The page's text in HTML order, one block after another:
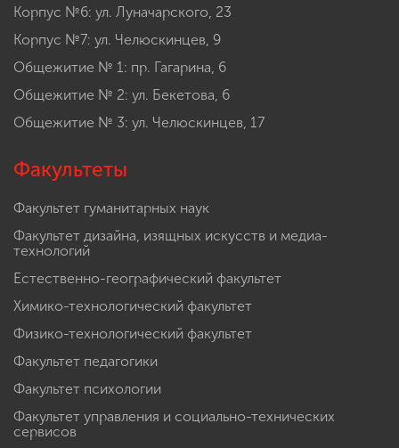
Корпус №6: ул. Луначарского, 23
Корпус №7: ул. Челюскинцев, 9
Общежитие № 1: пр. Гагарина, 6
Общежитие № 2: ул. Бекетова, 6
Общежитие № 3: ул. Челюскинцев, 17
Факультеты
Факультет гуманитарных наук
Факультет дизайна, изящных искусств и медиа-
технологий
Естественно-географический факультет
Химико-технологический факультет
Физико-технологический факультет
Факультет педагогики
Факультет психологии
Факультет управления и социально-технических
сервисов